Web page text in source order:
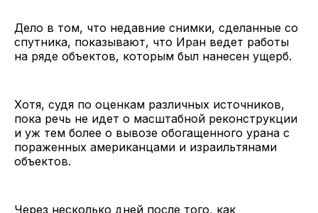
Дело в том, что недавние снимки, сделанные со
спутника, показывают, что Иран ведет работы
на ряде объектов, которым был нанесен ущерб.
Хотя, судя по оценкам различных источников,
пока речь не идет о масштабной реконструкции
и уж тем более о вывозе обогащенного урана с
пораженных американцами и израильтянами
объектов.
Через несколько дней после того, как